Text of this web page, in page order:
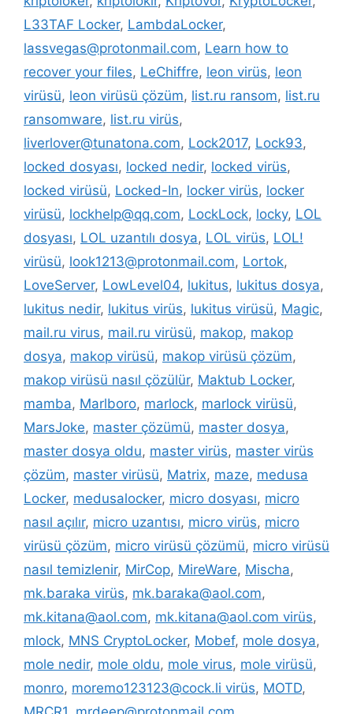
L33TAF Locker, LambdaLocker,
lassvegas@protonmail.com, Learn how to
recover your files, LeChiffre, leon virüs, leon
virüsü, leon virüsü çözüm, list.ru ransom, list.ru
ransomware, list.ru virüs,
liverlover@tunatona.com, Lock2017, Lock93,
locked dosyası, locked nedir, locked virüs,
locked virüsü, Locked-In, locker virüs, locker
virüsü, lockhelp@qq.com, LockLock, locky, LOL
dosyası, LOL uzantılı dosya, LOL virüs, LOL!
virüsü, look1213@protonmail.com, Lortok,
LoveServer, LowLevel04, lukitus, lukitus dosya,
lukitus nedir, lukitus virüs, lukitus virüsü, Magic,
mail.ru virus, mail.ru virüsü, makop, makop
dosya, makop virüsü, makop virüsü çözüm,
makop virüsü nasıl çözülür, Maktub Locker,
mamba, Marlboro, marlock, marlock virüsü,
MarsJoke, master çözümü, master dosya,
master dosya oldu, master virüs, master virüs
çözüm, master virüsü, Matrix, maze, medusa
Locker, medusalocker, micro dosyası, micro
nasıl açılır, micro uzantısı, micro virüs, micro
virüsü çözüm, micro virüsü çözümü, micro virüsü
nasıl temizlenir, MirCop, MireWare, Mischa,
mk.baraka virüs, mk.baraka@aol.com,
mk.kitana@aol.com, mk.kitana@aol.com virüs,
mlock, MNS CryptoLocker, Mobef, mole dosya,
mole nedir, mole oldu, mole virus, mole virüsü,
monro, moremo123123@cock.li virüs, MOTD,